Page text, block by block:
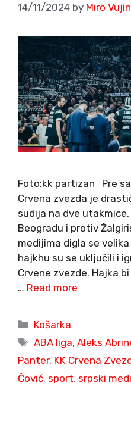
14/11/2024 by Miro
Foto:kk partizan Pre
Crvena zvezda je
sudija na dve
Beogradu i protiv
medijima digla se
hajkhu su se uključili i
Crvene zvezde. Hajka
… Read more
Categories
Košarka
Tags
ABA liga,Aleks
Panter, KK Crvena
Čović, sport, srpski